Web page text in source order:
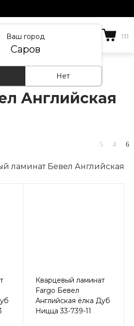
Ваш город
Саров
Нет
Кварцевый ламинат
Английская
Кварцевый ламинат
Fargo Бевел
Английская ёлка Дуб
Ницца 33-739-11